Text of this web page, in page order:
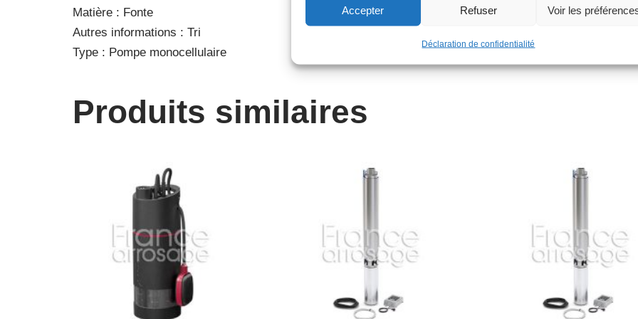
Accepter Refuser Voir les
Déclaration de confidentialité
Matière : Fonte
Autres informations : Tri
Type : Pompe monocellulaire
Produits similaires